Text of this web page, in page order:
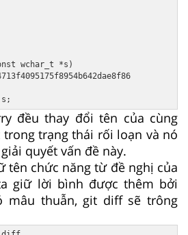
wchar_t *s)
đều thay đổi tên của cùng
trạng thái rối loạn và nó
quyết vấn đề này.
tên chức năng từ đề nghị của
giữ lời bình được thêm bởi
mâu thuẫn, git diff sẽ trông